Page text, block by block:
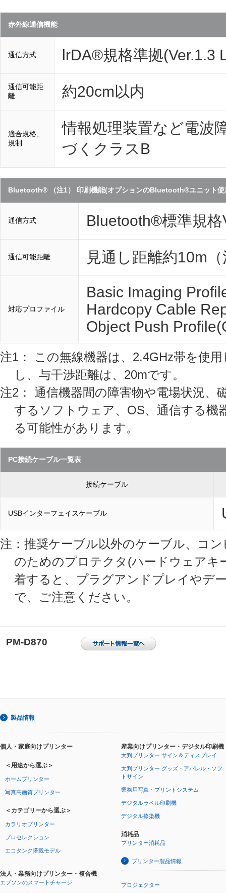
赤外線通信機能
通信方式 lrDA®規格準拠(Ver.1.3
通信可能距
離
約20cm以内
適合規格、
規制
情報処理装置など電波
づくクラスB
Bluetooth® （注1） 印刷機能(オプションのBluetooth®ユニット使
通信方式 Bluetooth®標準規格
通信可能距離 見通し距離約10m
対応プロファイル
Basic Imaging
Hardcopy Cable
Object Push
注1： この無線機器は、2.4GHz帯を使
し、与干渉距離は、20mです。
注2： 通信機器間の障害物や電場状況、
するソフトウェア、OS、通信する機
る可能性があります。
PC接続ケーブル一覧表
接続ケーブル
USBインターフェイスケーブル
注：推奨ケーブル以外のケーブル、コ
のためのプロテクタ(ハードウェア
着すると、プラグアンドプレイやデ
で、ご注意ください。
PM-D870
製品情報
個人・家庭向けプリンター
＜用途から選ぶ＞
ホームプリンター
写真高画質プリンター
＜カテゴリーから選ぶ＞
カラリオプリンター
プロセレクション
エコタンク搭載モデル
法人・業務向けプリンター・複合機
エプソンのスマートチャージ
産業向けプリンター・デジタル印刷機
大判プリンター サイン＆ディスプレイ
大判プリンター グッズ・アパレル・ソフ
トサイン
業務用写真・プリントシステム
デジタルラベル印刷機
デジタル捺染機
消耗品
プリンター消耗品
プリンター製品情報
プロジェクター